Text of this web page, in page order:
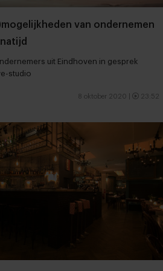
van ondernemen
uit Eindhoven in gesprek
studio
8 oktober 2020 23:52